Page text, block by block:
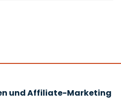
und Affiliate-Marketing